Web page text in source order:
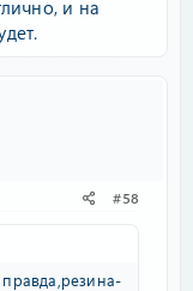
и на
#58